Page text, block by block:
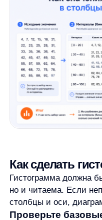
читаемая ось и ясный
Частые ошибки
гистограммы
Если диаграмма выглядит
не перестраивайте всё
Сначала проверьте
Неправильный
попасть не те строки,
соседние данные.
участвуют в
проверьте тип
Неудачные
группировка не всегда
результат. Попробуйте
интервала или